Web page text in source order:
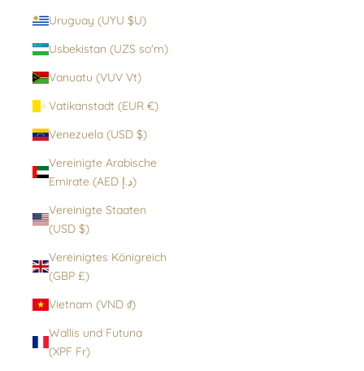
Uruguay (UYU $U)
Usbekistan (UZS so'm)
Vanuatu (VUV Vt)
Vatikanstadt (EUR €)
Venezuela (USD $)
Vereinigte Arabische
Emirate (AED د.إ)
Vereinigte Staaten
(USD $)
Vereinigtes Königreich
(GBP £)
Vietnam (VND ₫)
Wallis und Futuna
(XPF Fr)